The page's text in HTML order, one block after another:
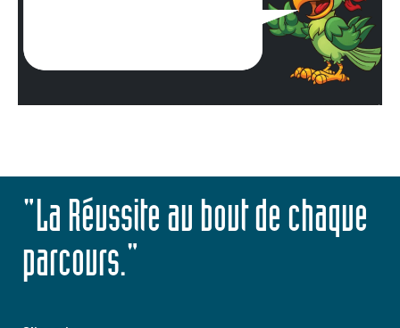
"La Réussite au bout de chaque
parcours."